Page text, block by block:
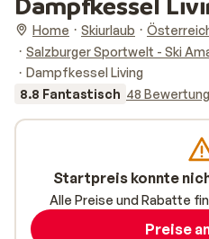
Home Skiurlaub
Salzburger Sportwelt - Ski
Dampfkessel Living
8.8 Fantastisch 48
Startpreis konnte
Alle Preise und Rabatte
Preise